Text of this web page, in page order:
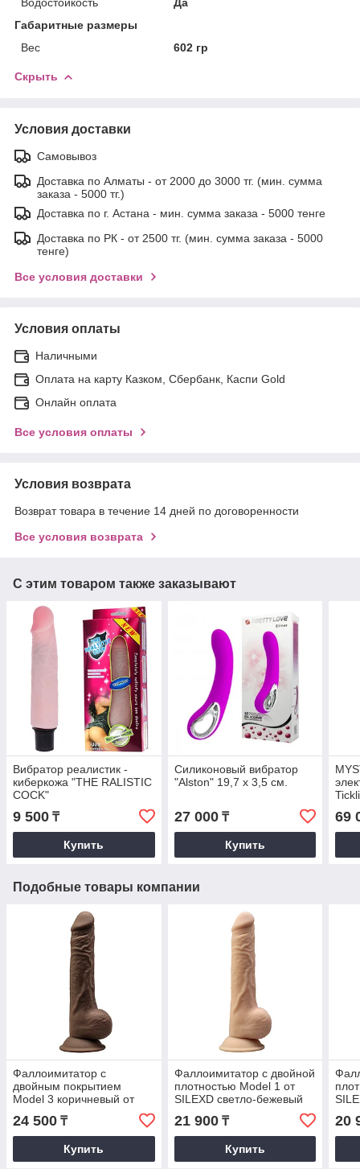
Габаритные размеры
Вес
602 гр
Скрыть
Условия доставки
Самовывоз
Доставка по Алматы - от 2000 до 3000 тг. (мин. сумма
заказа - 5000 тг.)
Доставка по г. Астана - мин. сумма заказа - 5000 тенге
Доставка по РК - от 2500 тг. (мин. сумма заказа - 5000
тенге)
Все условия доставки
Условия оплаты
Наличными
Оплата на карту Казком, Сбербанк, Каспи Gold
Онлайн оплата
Все условия оплаты
Условия возврата
Возврат товара в течение 14 дней по договоренности
Все условия возврата
С этим товаром также заказывают
Вибратор реалистик -
киберкожа "THE RALISTIC
COCK"
9 500 ₸
Купить
Силиконовый вибратор
"Alston" 19,7 x 3,5 см.
27 000₸
Купить
69
Подобные товары компании
Фаллоимитатор с
двойным покрытием
Model 3 коричневый от
24 500 ₸
Купить
Фаллоимитатор с двойной
плотностью Model 1 от
SILEXD светло-бежевый
21 900₸
Купить
20